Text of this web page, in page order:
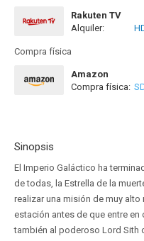
Rakuten TV
Alquiler:
Compra física
Amazon
Compra física:
Sinopsis
El Imperio Galáctico ha
de todas, la Estrella de la
realizar una misión de muy
estación antes de que entre
también al poderoso Lord Sith